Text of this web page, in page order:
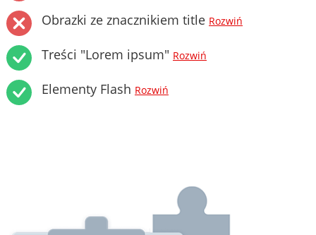
Obrazki ze znacznikiem title Rozwiń
Treści "Lorem ipsum" Rozwiń
Elementy Flash Rozwiń